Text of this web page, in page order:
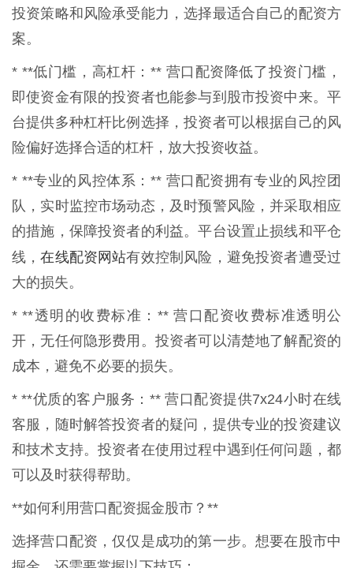
投资策略和风险承受能力，选择最适合自己的配资方
案。
* **低门槛，高杠杆：** 营口配资降低了投资门槛，
即使资金有限的投资者也能参与到股市投资中来。平
台提供多种杠杆比例选择，投资者可以根据自己的风
险偏好选择合适的杠杆，放大投资收益。
* **专业的风控体系：** 营口配资拥有专业的风控团
队，实时监控市场动态，及时预警风险，并采取相应
的措施，保障投资者的利益。平台设置止损线和平仓
线，在线配资网站有效控制风险，避免投资者遭受过
大的损失。
* **透明的收费标准：** 营口配资收费标准透明公
开，无任何隐形费用。投资者可以清楚地了解配资的
成本，避免不必要的损失。
* **优质的客户服务：** 营口配资提供7x24小时在线
客服，随时解答投资者的疑问，提供专业的投资建议
和技术支持。投资者在使用过程中遇到任何问题，都
可以及时获得帮助。
**如何利用营口配资掘金股市？**
选择营口配资，仅仅是成功的第一步。想要在股市中